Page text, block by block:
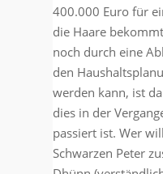
400.000 Euro für
die Haare
noch durch eine
den
werden kann, ist
dies in der
passiert ist. Wer
Schwarzen Peter